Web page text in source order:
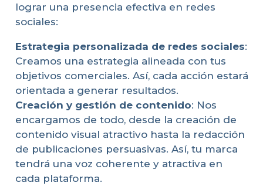
lograr una presencia efectiva en redes
sociales:
Estrategia personalizada de redes sociales:
Creamos una estrategia alineada con tus
objetivos comerciales. Así, cada acción estará
orientada a generar resultados.
Creación y gestión de contenido: Nos
encargamos de todo, desde la creación de
contenido visual atractivo hasta la redacción
de publicaciones persuasivas. Así, tu marca
tendrá una voz coherente y atractiva en
cada plataforma.